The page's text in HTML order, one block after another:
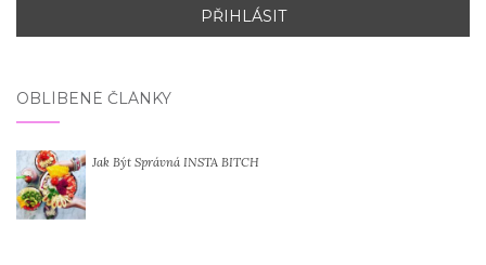
OBLÍBENÉ ČLÁNKY
Jak Být Správná INSTA BITCH